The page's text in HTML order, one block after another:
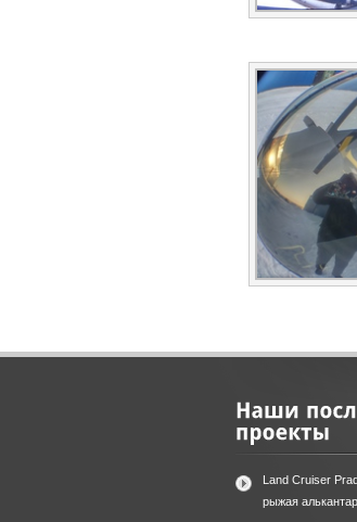
Land Cruiser
рыжая